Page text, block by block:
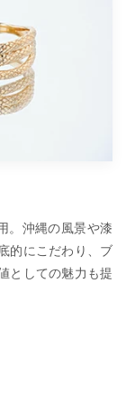
。沖縄の風景や漆
的にこだわり、ブ
としての魅力も提